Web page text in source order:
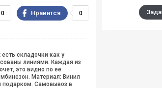
0 0
складочки как у
линиями. Каждая из
это видно по ее
Материал: Винил
подарком. Самовывоз в